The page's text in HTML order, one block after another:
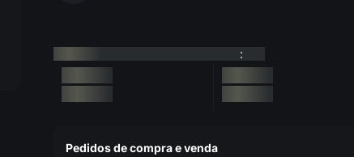
:
Pedidos de compra e venda